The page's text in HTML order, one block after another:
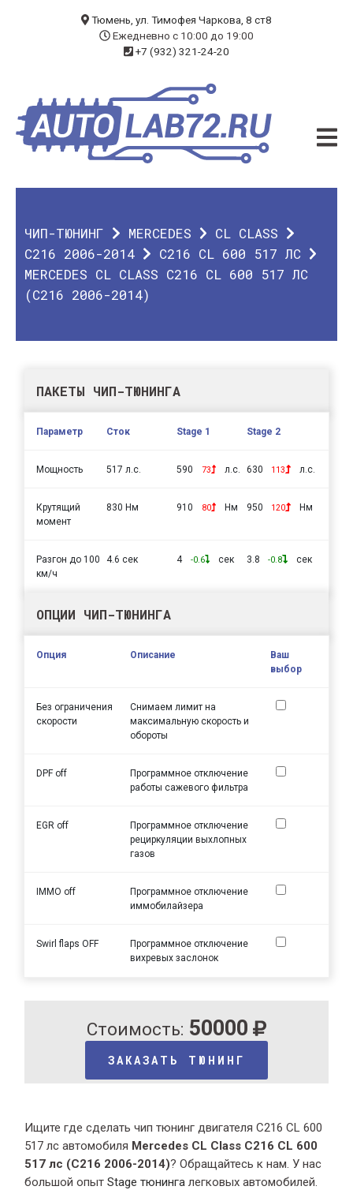
ЧИП-ТЮНИНГ
ДИАГНОСТИКА
О КОМПАНИИ
КОНТАКТЫ
Тюмень, ул. Тимофея Чаркова, 8 ст8
Ежедневно с 10:00 до 19:00
+7 (932) 321-24-20
ЧИП-ТЮНИНГ MERCEDES
CL CLASS
C216 2006-2014
С216 CL 600 517 ЛС
MERCEDES CL CLASS С216 CL 600 517 ЛС
(C216 2006-2014)
ПАКЕТЫ ЧИП-ТЮНИНГА
Параметр Сток Stage 1 Stage 2
Мощность 517 л.с. 590 73 л.с. 630 113 л.с.
Крутящий
момент
830 Нм 910 80 Нм 950 120 Нм
Разгон до 100
км/ч
4.6 сек 4 -0.6 сек 3.8 -0.8 сек
ОПЦИИ ЧИП-ТЮНИНГА
Опция Описание
Ваш
выбор
Без ограничения
скорости
Снимаем лимит на
максимальную скорость и
обороты
DPF off
Программное отключение
работы сажевого фильтра
EGR off
Программное отключение
рециркуляции выхлопных
газов
IMMO off
Программное отключение
иммобилайзера
Swirl flaps OFF
Программное отключение
вихревых заслонок
Стоимость: 50000
ЗАКАЗАТЬ ТЮНИНГ
Ищите где сделать чип тюнинг двигателя С216 CL 600
517 лс автомобиля Mercedes CL Class С216 CL 600
517 лс (C216 2006-2014)? Обращайтесь к нам. У нас
большой опытStage тюнинга легковых автомобилей.